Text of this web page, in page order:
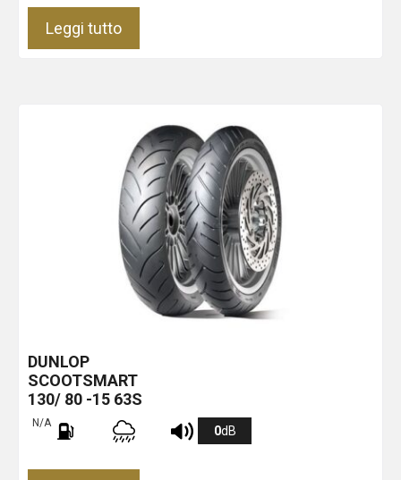
Leggi tutto
DUNLOP
SCOOTSMART
130/ 80 -15 63S
N/A
0dB